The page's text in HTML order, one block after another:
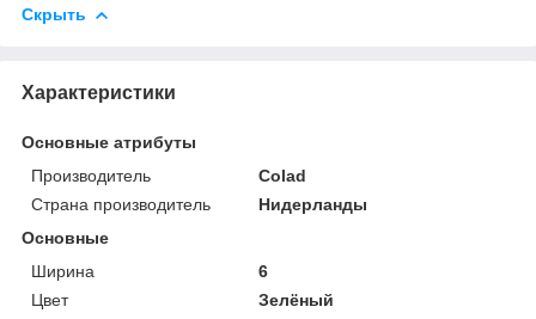
Скрыть
Характеристики
Основные атрибуты
Производитель
Colad
Страна производитель
Нидерланды
Основные
Ширина
6
Цвет
Зелёный